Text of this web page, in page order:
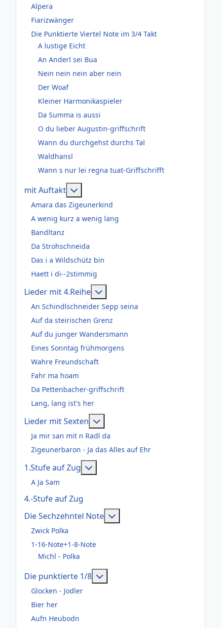
Alpera
Fiarizwänger
Die Punktierte Viertel Note im 3/4 Takt
A lustige Eicht
An Anderl sei Bua
Nein nein nein aber nein
Der Woaf
Kleiner Harmonikaspieler
Da Summa is aussi
O du lieber Augustin-griffschrift
Wann du durchgehst durchs Tal
Waldhansl
Wann s nur lei regna tuat-Griffschrifft
mit Auftakt
Amara das Zigeunerkind
A wenig kurz a wenig lang
Bandltanz
Da Strohschneida
Das i a Wildschütz bin
Haett i di--2stimmig
Lieder mit 4.Reihe
An Schindlschneider Sepp seina
Auf da steirischen Grenz
Auf du junger Wandersmann
Eines Sonntag frühmorgens
Wahre Freundschaft
Fahr ma hoam
Da Pettenbacher-griffschrift
Lang, lang ist's her
Lieder mit Sexten
Ja mir san mit n Radl da
Zigeunerbaron - Ja das Alles auf Ehr
1.Stufe auf Zug
A Ja Sam
4.-Stufe auf Zug
Die Sechzehntel Note
Zwick Polka
1-16-Note+1-8-Note
Michl - Polka
Die punktierte 1/8
Glocken - Jodler
Bier her
Aufn Heubodn